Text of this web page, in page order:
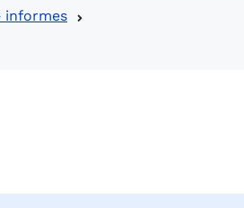
informes